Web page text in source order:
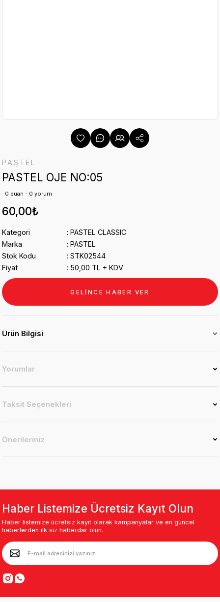
PASTEL
PASTEL OJE NO:05
0 puan - 0 yorum
60,00₺
Kategori
PASTEL CLASSIC
Marka
PASTEL
Stok Kodu
STK02544
Fiyat
50,00 TL + KDV
GELİNCE HABER VER
Ürün Bilgisi
Yorumlar
Taksit Seçenekleri
Önerileriniz
Haber Listemize Ücretsiz Kayıt Olun
Haber listemize ücretsiz kayıt olarak kampanyalar ve en güncel
haberlerden ilk siz haberdar olun.